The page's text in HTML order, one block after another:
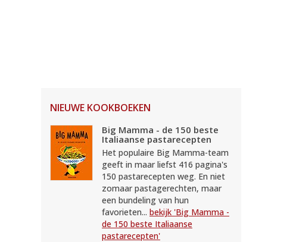
NIEUWE KOOKBOEKEN
Big Mamma - de 150 beste
Italiaanse pastarecepten
Het populaire Big Mamma-team
geeft in maar liefst 416 pagina's
150 pastarecepten weg. En niet
zomaar pastagerechten, maar
een bundeling van hun
favorieten... bekijk 'Big Mamma -
de 150 beste Italiaanse
pastarecepten'